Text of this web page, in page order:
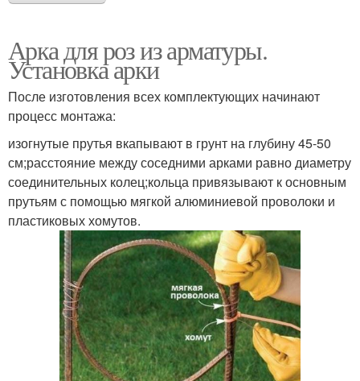
Арка для роз из арматуры.
Установка арки
После изготовления всех комплектующих начинают
процесс монтажа:
изогнутые прутья вкапывают в грунт на глубину 45-50
см;расстояние между соседними арками равно диаметру
соединительных колец;кольца привязывают к основным
прутьям с помощью мягкой алюминиевой проволоки и
пластиковых хомутов.